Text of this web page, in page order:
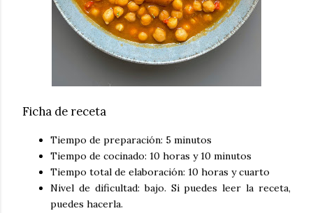
Ficha de receta
Tiempo de preparación: 5 minutos
Tiempo de cocinado: 10 horas y 10 minutos
Tiempo total de elaboración: 10 horas y cuarto
Nivel de dificultad: bajo. Si puedes leer la receta,
puedes hacerla.